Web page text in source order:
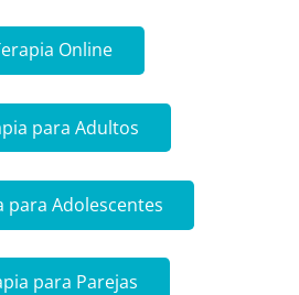
Online
para Adultos
para Adolescentes
para Parejas